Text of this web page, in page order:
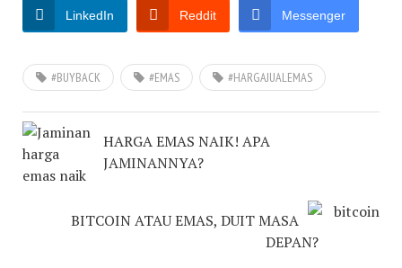
LinkedIn Reddit Messenger
#BUYBACK #EMAS #HARGAJUALEMAS
HARGA EMAS NAIK! APA
JAMINANNYA?
BITCOIN ATAU EMAS, DUIT MASA
DEPAN?